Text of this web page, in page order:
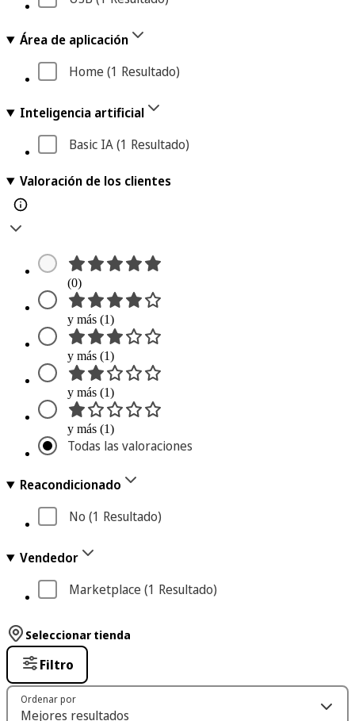
Área de aplicación
Home (1 Resultado)
Inteligencia artificial
Basic IA (1 Resultado)
Valoración de los clientes
(0)
y más (1)
y más (1)
y más (1)
y más (1)
Todas las valoraciones
Reacondicionado
No (1 Resultado)
Vendedor
Marketplace (1 Resultado)
Seleccionar tienda
Filtro
Ordenar por